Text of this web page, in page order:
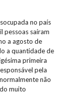
no país
pessoas saíram
a agosto de
a quantidade de
primeira
pela
não
muito